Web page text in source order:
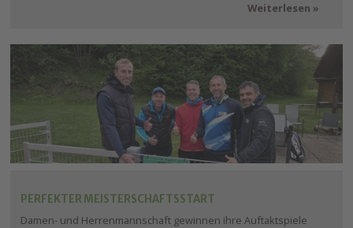
Weiterlesen
PERFEKTER MEISTERSCHAFTSSTART
Damen- und Herrenmannschaft gewinnen ihre Auftaktspiele